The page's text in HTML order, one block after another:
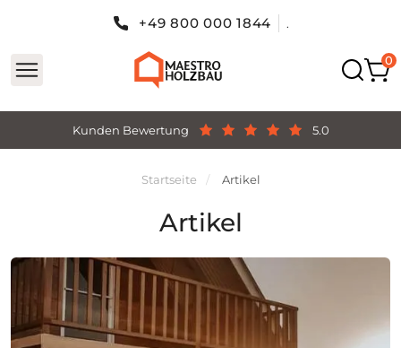
Kunden Bewertung 5.0
+49 800 000 1844 .
Startseite Artikel
Artikel